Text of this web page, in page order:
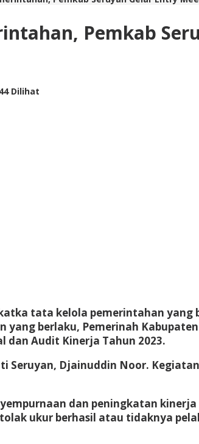
Pemkab
Dilihat
tata kelola pemerintahan
berlaku, Pemerinah
dan Audit Kinerja Tahun 2023.
Seruyan, Djainuddin Noor.
dan peningkatan
ukur berhasil atau tidaknya